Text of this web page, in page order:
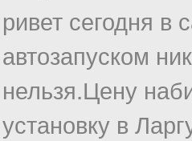
ривет сегодня в
автозапуском
нельзя.Цену
установку в